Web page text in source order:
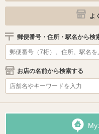
よ
郵便番号・住所・駅名から検
お店の名前から検索する
My